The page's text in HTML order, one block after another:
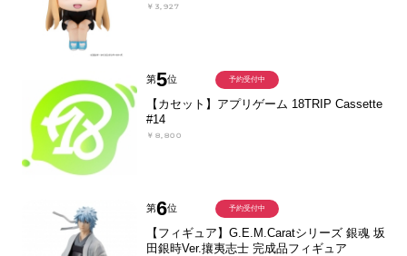
￥3,927
第5位
【カセット】アプリゲーム 18TRIP Cassette
#14
￥8,800
予約受付中
第6位
【フィギュア】G.E.M.Caratシリーズ 銀魂 坂
田銀時Ver.攘夷志士 完成品フィギュア
予約受付中